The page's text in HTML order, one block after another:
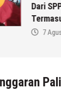
Dari
7